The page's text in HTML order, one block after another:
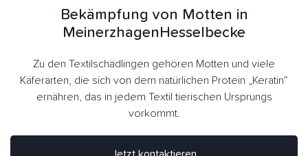
Bekämpfung von Motten in
MeinerzhagenHesselbecke
Zu den Textilschädlingen gehören Motten und viele
Käferarten, die sich von dem natürlichen Protein „Keratin“
ernähren, das in jedem Textil tierischen Ursprungs
vorkommt.
Jetzt kontaktieren